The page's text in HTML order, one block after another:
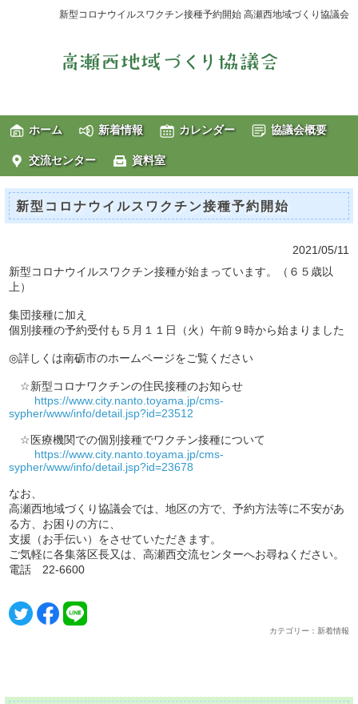
新型コロナウイルスワクチン接種予約開始 高瀬西地域づくり協議会
ホーム 新着情報 カレンダー 協議会概要
交流センター 資料室
新型コロナウイルスワクチン接種予約開始
2021/05/11
新型コロナウイルスワクチン接種が始まっています。（６５歳以
上）
集団接種に加え
個別接種の予約受付も５月１１日（火）午前９時から始まりました
◎詳しくは南砺市のホームページをご覧ください
☆新型コロナワクチンの住民接種のお知らせ
https://www.city.nanto.toyama.jp/cms-
sypher/www/info/detail.jsp?id=23512
☆医療機関での個別接種でワクチン接種について
https://www.city.nanto.toyama.jp/cms-
sypher/www/info/detail.jsp?id=23678
なお、
高瀬西地域づくり協議会では、地区の方で、予約方法等に不安があ
る方、お困りの方に、
支援（お手伝い）をさせていただきます。
ご気軽に各集落区長又は、高瀬西交流センターへお尋ねください。
電話 22-6600
カテゴリー：新着情報